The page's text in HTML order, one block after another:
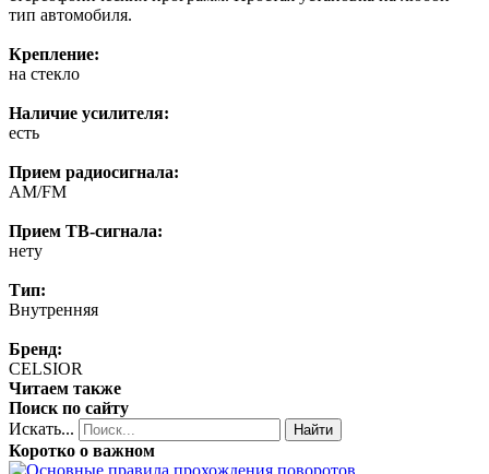
тип автомобиля.
Крепление:
на стекло
Наличие усилителя:
есть
Прием радиосигнала:
AM/FM
Прием ТВ-сигнала:
нету
Тип:
Внутренняя
Бренд:
CELSIOR
Читаем также
Поиск по сайту
Искать...
Найти
Коротко о важном